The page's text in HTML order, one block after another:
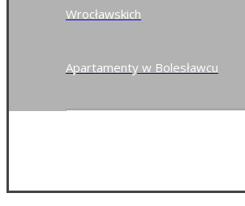
Wrocławskich
Apartamenty w Bolesławcu